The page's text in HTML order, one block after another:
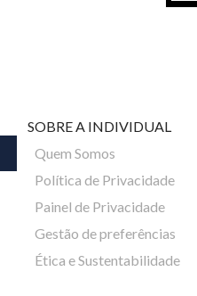
SOBRE A INDIVIDUAL
Quem Somos
Política de Privacidade
Painel de Privacidade
Gestão de preferências
Ética e Sustentabilidade